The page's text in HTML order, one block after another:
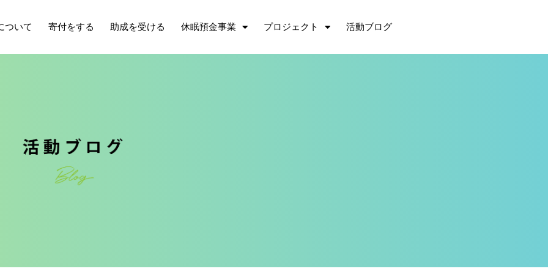
ついて 寄付をする 助成を受ける 休眠預金事業 プロジェクト 活動ブログ